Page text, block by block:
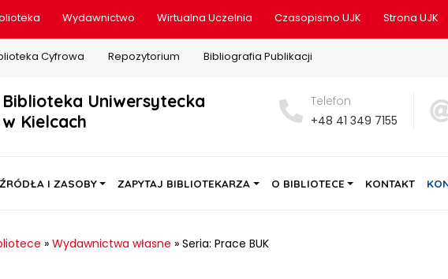
Wydawnictwo Wirtualna Uczelnia Czasopismo UJK Strona UJK
Cyfrowa Repozytorium Bibliografia Publikacji
Biblioteka Uniwersytecka
w Kielcach
Telefon
+48 41 349 7155
ŹRÓDŁA I ZASOBY ZAPYTAJ BIBLIOTEKARZA O BIBLIOTECE KONTAKT
» Wydawnictwa własne » Seria: Prace BUK